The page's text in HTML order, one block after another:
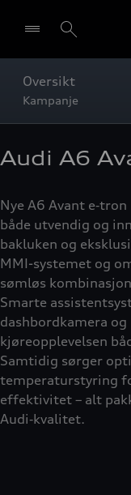
Velg
Oversikt
Kampanje
Audi A6
Nye A6 Avant
både utvendig og
bakluken og
MMI-systemet og
sømløs
Smarte
dashbordkamera
kjøreopplevelsen
Samtidig sørger
temperaturstyring
effektivitet – alt
Audi‑kvalitet.